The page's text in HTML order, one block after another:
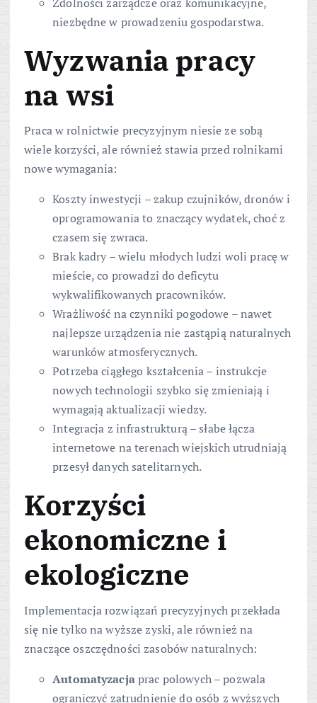
niezbędne w prowadzeniu gospodarstwa.
Wyzwania pracy
na wsi
Praca w rolnictwie precyzyjnym niesie ze sobą
wiele korzyści, ale również stawia przed rolnikami
nowe wymagania:
Koszty inwestycji – zakup czujników, dronów i
oprogramowania to znaczący wydatek, choć z
czasem się zwraca.
Brak kadry – wielu młodych ludzi woli pracę w
mieście, co prowadzi do deficytu
wykwalifikowanych pracowników.
Wrażliwość na czynniki pogodowe – nawet
najlepsze urządzenia nie zastąpią naturalnych
warunków atmosferycznych.
Potrzeba ciągłego kształcenia – instrukcje
nowych technologii szybko się zmieniają i
wymagają aktualizacji wiedzy.
Integracja z infrastrukturą – słabe łącza
internetowe na terenach wiejskich utrudniają
przesył danych satelitarnych.
Korzyści
ekonomiczne i
ekologiczne
Implementacja rozwiązań precyzyjnych przekłada
się nie tylko na wyższe zyski, ale również na
znaczące oszczędności zasobów naturalnych:
Automatyzacjaprac polowych – pozwala
ograniczyć zatrudnienie do osób z wyższych